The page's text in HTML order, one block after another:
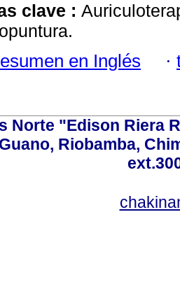
clave :
en Inglés ·
Norte "Edison Riera
Riobamba,